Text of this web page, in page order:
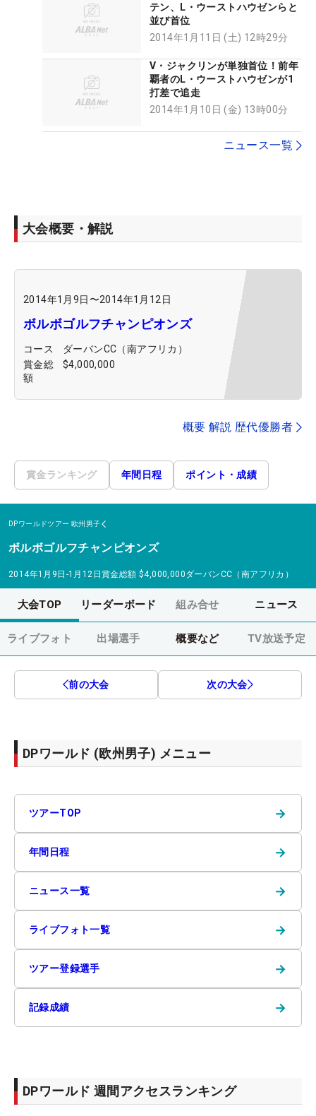
テン、L・ウーストハウゼンらと
並び首位
2014年1月11日 (土) 12時29分
V・ジャクリンが単独首位！前年
覇者のL・ウーストハウゼンが1
打差で追走
2014年1月10日 (金) 13時00分
ニュース一覧
大会概要・解説
2014年1月9日 〜2014年1月12日
ボルボゴルフチャンピオンズ
コース
ダーバンCC（南アフリカ）
賞金総
額
$4,000,000
概要 解説 歴代優勝者
賞金ランキング 年間日程 ポイント・成績
DPワールドツアー 欧州男子
ボルボゴルフチャンピオンズ
2014年1月9日-1月12日賞金総額 $4,000,000ダーバンCC（南アフリカ）
大会TOP リーダーボード 組み合せ ニュース
ライブフォト 出場選手 概要など TV放送予定
前の大会 次の大会
DPワールド (欧州男子) メニュー
ツアーTOP →
年間日程 →
ニュース一覧 →
ライブフォト一覧 →
ツアー登録選手 →
記録成績 →
DPワールド 週間アクセスランキング